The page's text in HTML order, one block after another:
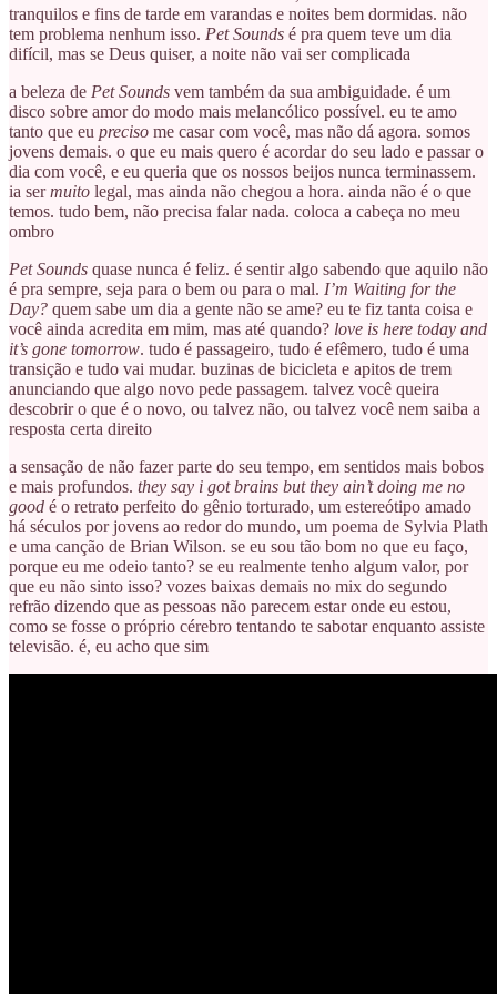
tranquilos e fins de tarde em varandas e noites bem dormidas. não
tem problema nenhum isso. Pet Sounds é pra quem teve um dia
difícil, mas se Deus quiser, a noite não vai ser complicada
a beleza de Pet Sounds vem também da sua ambiguidade. é um
disco sobre amor do modo mais melancólico possível. eu te amo
tanto que eu preciso me casar com você, mas não dá agora. somos
jovens demais. o que eu mais quero é acordar do seu lado e passar o
dia com você, e eu queria que os nossos beijos nunca terminassem.
ia sermuito legal, mas ainda não chegou a hora. ainda não é o que
temos. tudo bem, não precisa falar nada. coloca a cabeça no meu
ombro
Pet Sounds quase nunca é feliz. é sentir algo sabendo que aquilo não
é pra sempre, seja para o bem ou para o mal. I’m Waiting for the
Day? quem sabe um dia a gente não se ame? eu te fiz tanta coisa e
você ainda acredita em mim, mas até quando? love is here today and
it’s gone tomorrow. tudo é passageiro, tudo é efêmero, tudo é uma
transição e tudo vai mudar. buzinas de bicicleta e apitos de trem
anunciando que algo novo pede passagem. talvez você queira
descobrir o que é o novo, ou talvez não, ou talvez você nem saiba a
resposta certa direito
a sensação de não fazer parte do seu tempo, em sentidos mais bobos
e mais profundos. they say i got brains but they ain’t doing me no
good é o retrato perfeito do gênio torturado, um estereótipo amado
há séculos por jovens ao redor do mundo, um poema de Sylvia Plath
e uma canção de Brian Wilson. se eu sou tão bom no que eu faço,
porque eu me odeio tanto? se eu realmente tenho algum valor, por
que eu não sinto isso? vozes baixas demais no mix do segundo
refrão dizendo que as pessoas não parecem estar onde eu estou,
como se fosse o próprio cérebro tentando te sabotar enquanto assiste
televisão. é, eu acho que sim